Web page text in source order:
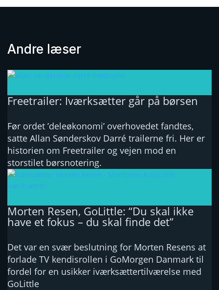
Andre læser
Freetrailer: Iværksætter går på børsen
Før ordet ’deleøkonomi’ overhovedet fandtes,
satte Allan Sønderskov Darré trailerne fri. Her er
historien om Freetrailer og vejen mod en
storstilet børsnotering.
Morten Resen, GoLittle: “Du skal ikke
have et fokus – du skal finde det”
Det var en svær beslutning for Morten Resens at
forlade TV kendisrollen i GoMorgen Danmark til
fordel for en usikker iværksættertilværelse med
GoLittle